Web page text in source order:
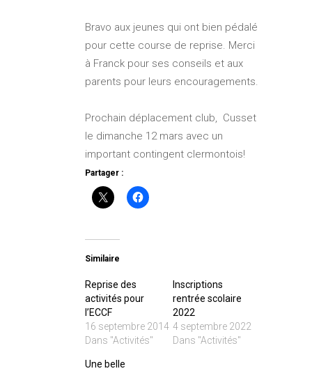
Bravo aux jeunes qui ont bien pédalé
pour cette course de reprise. Merci
à Franck pour ses conseils et aux
parents pour leurs encouragements.
Prochain déplacement club, Cusset
le dimanche 12 mars avec un
important contingent clermontois!
Partager :
Similaire
Reprise des
activités pour
l’ECCF
16 septembre 2014
Dans "Activités"
Inscriptions
rentrée scolaire
2022
4 septembre 2022
Dans "Activités"
Une belle